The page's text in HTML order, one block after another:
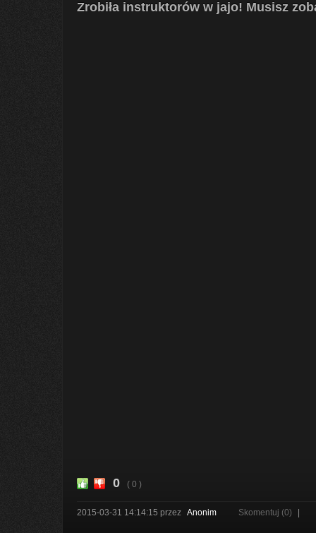
Zrobiła instruktorów w jajo! Musisz
0 ( 0 )
2015-03-31 14:14:15 przez Anonim Skomentuj (0)